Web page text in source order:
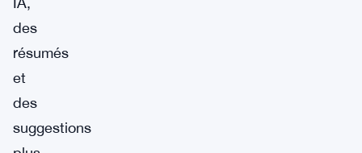
des
résumés
et
des
suggestions